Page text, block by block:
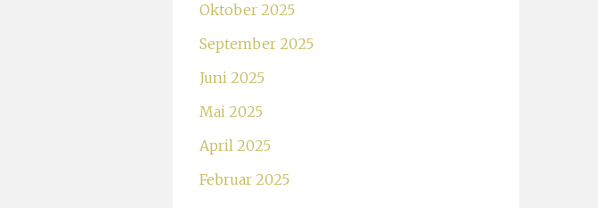
Oktober 2025
September 2025
Juni 2025
Mai 2025
April 2025
Februar 2025